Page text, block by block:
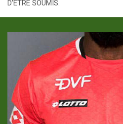
D’ÊTRE SOUMIS.
p